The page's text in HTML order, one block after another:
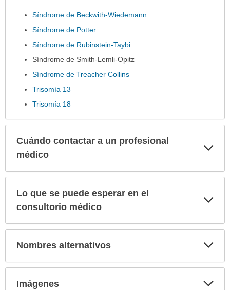
Síndrome de Beckwith-Wiedemann
Síndrome de Potter
Síndrome de Rubinstein-Taybi
Síndrome de Smith-Lemli-Opitz
Síndrome de Treacher Collins
Trisomía 13
Trisomía 18
Cuándo contactar a un profesional
médico
Lo que se puede esperar en el
consultorio médico
Nombres alternativos
Imágenes